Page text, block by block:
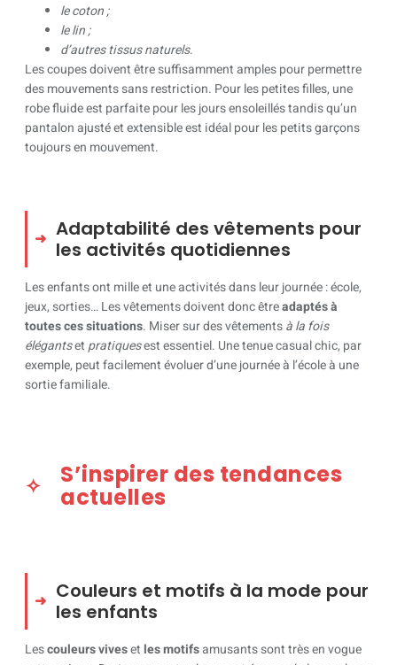
le coton ;
le lin ;
d’autres tissus naturels.
Les coupes doivent être suffisamment amples pour permettre
des mouvements sans restriction. Pour les petites filles, une
robe fluide est parfaite pour les jours ensoleillés tandis qu’un
pantalon ajusté et extensible est idéal pour les petits garçons
toujours en mouvement.
Adaptabilité des vêtements pour
les activités quotidiennes
Les enfants ont mille et une activités dans leur journée : école,
jeux, sorties… Les vêtements doivent donc êtreadaptés à
toutes ces situations. Miser sur des vêtementsà la fois
élégantsetpratiquesest essentiel. Une tenue casual chic, par
exemple, peut facilement évoluer d’une journée à l’école à une
sortie familiale.
S’inspirer des tendances
actuelles
Couleurs et motifs à la mode pour
les enfants
Lescouleurs viveset les motifsamusants sont très en vogue